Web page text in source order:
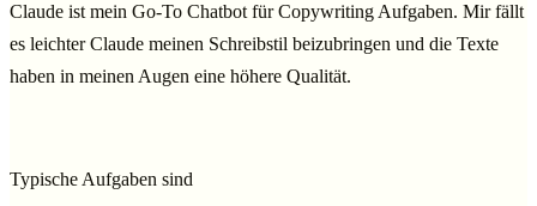
Claude ist mein Go-To Chatbot für Copywriting Aufgaben. Mir fällt
es leichter Claude meinen Schreibstil beizubringen und die Texte
haben in meinen Augen eine höhere Qualität.
Typische Aufgaben sind